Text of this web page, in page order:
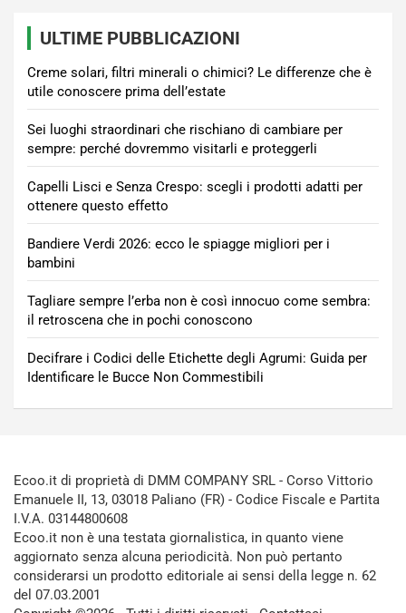
ULTIME PUBBLICAZIONI
Creme solari, filtri minerali o chimici? Le differenze che è
utile conoscere prima dell’estate
Sei luoghi straordinari che rischiano di cambiare per
sempre: perché dovremmo visitarli e proteggerli
Capelli Lisci e Senza Crespo: scegli i prodotti adatti per
ottenere questo effetto
Bandiere Verdi 2026: ecco le spiagge migliori per i
bambini
Tagliare sempre l’erba non è così innocuo come sembra:
il retroscena che in pochi conoscono
Decifrare i Codici delle Etichette degli Agrumi: Guida per
Identificare le Bucce Non Commestibili
Ecoo.it di proprietà di DMM COMPANY SRL - Corso Vittorio
Emanuele II, 13, 03018 Paliano (FR) - Codice Fiscale e Partita
I.V.A. 03144800608
Ecoo.it non è una testata giornalistica, in quanto viene
aggiornato senza alcuna periodicità. Non può pertanto
considerarsi un prodotto editoriale ai sensi della legge n. 62
del 07.03.2001